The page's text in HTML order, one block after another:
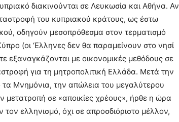
διακινούνται σε Λευκωσία και Αθήνα. Αν
του κυπριακού κράτους, ως έστω
οδηγούν μεσοπρόθεσμα στον τερματισμό
(οι ‘Ελληνες δεν θα παραμείνουν στο νησί
εξαναγκάζονται με οικονομικές μεθόδους σε
για τη μητροπολιτική Ελλάδα. Μετά την
Μνημόνια, την απώλεια του μεγαλύτερου
μετατροπή σε «αποικίες χρέους», ήρθε η ώρα
ελληνισμό, όχι σε απροσδιόριστο μέλλον,